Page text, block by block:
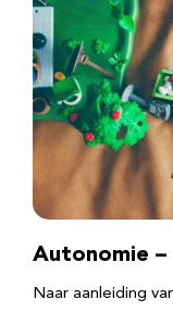
Autonomie –
Naar aanleiding